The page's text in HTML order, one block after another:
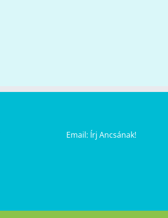
Email: Írj Ancsának!